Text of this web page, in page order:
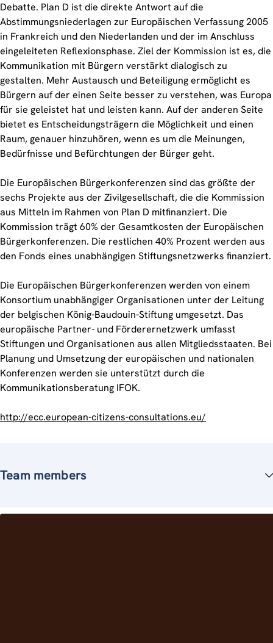
Debatte. Plan D ist die direkte Antwort auf die
Abstimmungsniederlagen zur Europäischen Verfassung 2005
in Frankreich und den Niederlanden und der im Anschluss
eingeleiteten Reflexionsphase. Ziel der Kommission ist es, die
Kommunikation mit Bürgern verstärkt dialogisch zu
gestalten. Mehr Austausch und Beteiligung ermöglicht es
Bürgern auf der einen Seite besser zu verstehen, was Europa
für sie geleistet hat und leisten kann. Auf der anderen Seite
bietet es Entscheidungsträgern die Möglichkeit und einen
Raum, genauer hinzuhören, wenn es um die Meinungen,
Bedürfnisse und Befürchtungen der Bürger geht.
Die Europäischen Bürgerkonferenzen sind das größte der
sechs Projekte aus der Zivilgesellschaft, die die Kommission
aus Mitteln im Rahmen von Plan D mitfinanziert. Die
Kommission trägt 60% der Gesamtkosten der Europäischen
Bürgerkonferenzen. Die restlichen 40% Prozent werden aus
den Fonds eines unabhängigen Stiftungsnetzwerks finanziert.
Die Europäischen Bürgerkonferenzen werden von einem
Konsortium unabhängiger Organisationen unter der Leitung
der belgischen König-Baudouin-Stiftung umgesetzt. Das
europäische Partner- und Förderernetzwerk umfasst
Stiftungen und Organisationen aus allen Mitgliedsstaaten. Bei
Planung und Umsetzung der europäischen und nationalen
Konferenzen werden sie unterstützt durch die
Kommunikationsberatung IFOK.
http://ecc.european-citizens-consultations.eu/
Team members